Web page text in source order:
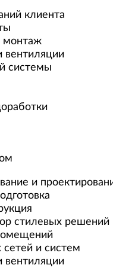
клиента
монтаж
вентиляции
системы
и
стилевых решений
сетей и систем
вентиляции